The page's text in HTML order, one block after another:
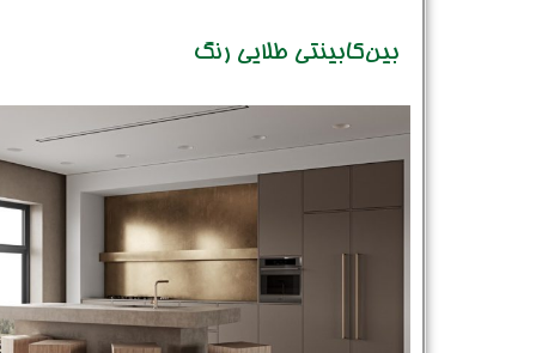
بین‌کابینتی طلایی رنگ